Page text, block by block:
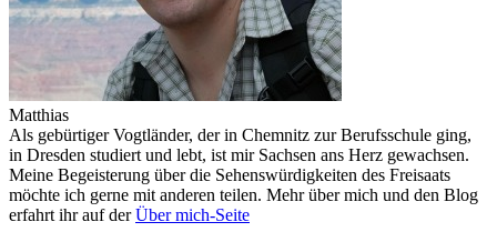
Matthias
Als gebürtiger Vogtländer, der in Chemnitz zur Berufsschule ging,
in Dresden studiert und lebt, ist mir Sachsen ans Herz gewachsen.
Meine Begeisterung über die Sehenswürdigkeiten des Freisaats
möchte ich gerne mit anderen teilen. Mehr über mich und den Blog
erfahrt ihr auf derÜber mich-Seite